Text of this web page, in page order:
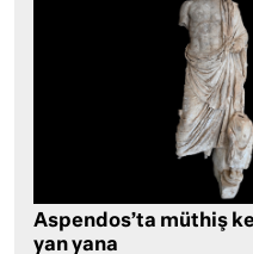
Aspendos’ta müthiş
yan yana